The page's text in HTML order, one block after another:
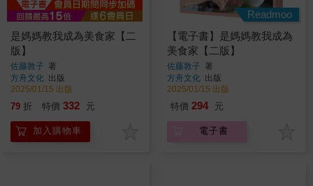
是媽媽教我成為美食家【二
版】
佐藤敦子 著
方舟文化 出版
2025/01/15 出版
79 折 特價 332 元
加入購物車
Readmoo
【電子書】是媽媽教我成為
美食家【二版】
佐藤敦子 著
方舟文化 出版
2025/01/15 出版
特價 294 元
電子書